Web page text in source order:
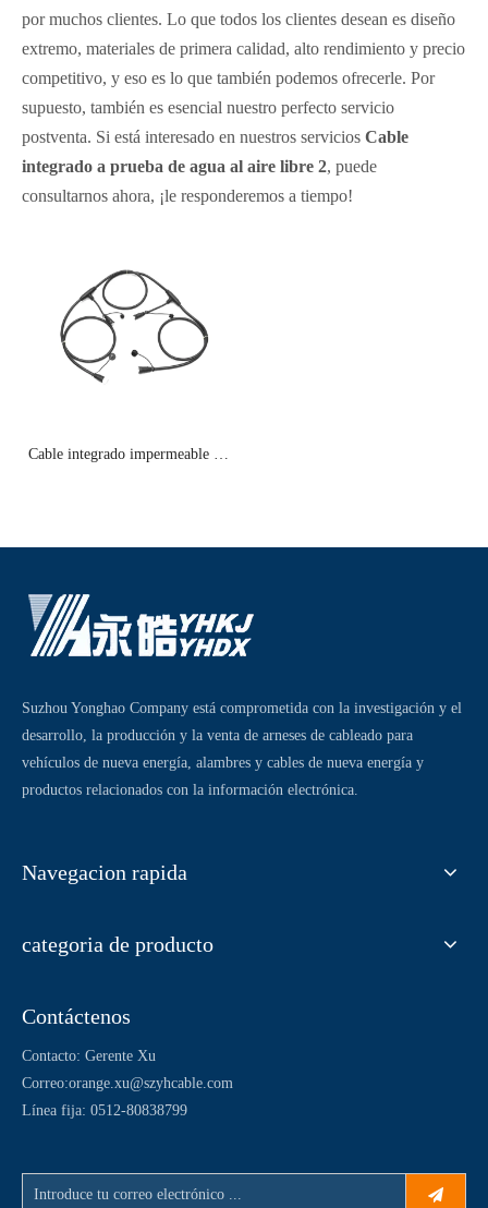
por muchos clientes. Lo que todos los clientes desean es diseño
extremo, materiales de primera calidad, alto rendimiento y precio
competitivo, y eso es lo que también podemos ofrecerle. Por
supuesto, también es esencial nuestro perfecto servicio
postventa. Si está interesado en nuestros servicios Cable
integrado a prueba de agua al aire libre 2, puede
consultarnos ahora, ¡le responderemos a tiempo!
Cable integrado impermeable al
Suzhou Yonghao Company está comprometida con la investigación y el
desarrollo, la producción y la venta de arneses de cableado para
vehículos de nueva energía, alambres y cables de nueva energía y
productos relacionados con la información electrónica.
Navegacion rapida
categoria de producto
Contáctenos
Contacto: Gerente Xu
Correo:orange.xu@szyhcable.com
Línea fija: 0512-80838799